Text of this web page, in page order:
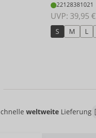
22128381021
UVP: 39,95 €
S M L
weltweiteLieferung